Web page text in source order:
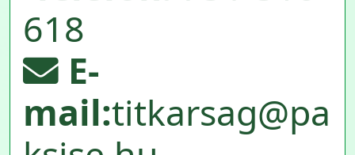
618
E-
mail:titkarsag@pa